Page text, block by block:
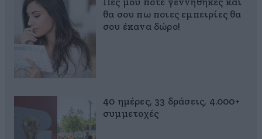
Πες μου πότε γεννήθηκες και
θα σου πω ποιες εμπειρίες θα
σου έκανα δώρο!
40 ημέρες, 33 δράσεις, 4.000+
συμμετοχές